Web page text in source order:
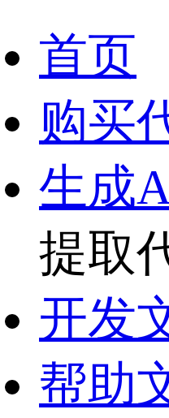
首页
购买
生成
提取
开发
帮助